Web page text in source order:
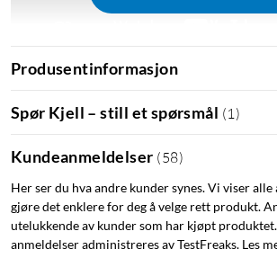
Spesifikasjoner
Output: 15 W + 5 W + 2,5 W
S20-lader S21-lader S22-lader
Samsung-lader
Produsentinformasjon
Spør Kjell – still et spørsmål (1 )
Kundeanmeldelser (58)
Her ser du hva andre kunder synes. Vi viser
gjøre det enklere for deg å velge rett produkt.
utelukkende av kunder som har kjøpt
anmeldelser administreres av TestFreaks. Les